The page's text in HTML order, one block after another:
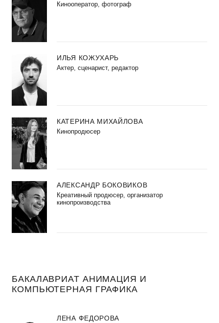
Кинооператор, фотограф
ИЛЬЯ КОЖУХАРЬ
Актер, сценарист, редактор
КАТЕРИНА МИХАЙЛОВА
Кинопродюсер
АЛЕКСАНДР БОКОВИКОВ
Креативный продюсер, организатор
кинопроизводства
БАКАЛАВРИАТ АНИМАЦИЯ И
КОМПЬЮТЕРНАЯ ГРАФИКА
ЛЕНА ФЕДОРОВА